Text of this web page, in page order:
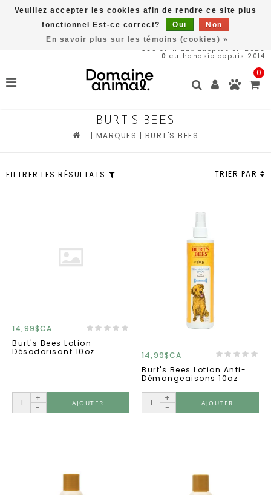
569animaux adoptés en 2026
0 euthanasie depuis 2014
0
BURT'S BEES
| MARQUES | BURT'S BEES
FILTRER LES RÉSULTATS TRIER PAR
14,99$CA
Burt's Bees Lotion
Désodorisant 10oz
+
-
AJOUTER
14,99$CA
Burt's Bees Lotion Anti-
Démangeaisons 10oz
+
-
AJOUTER
Veuillez accepter les cookies afin de rendre ce site plus
fonctionnel Est-ce correct?
Oui
Non
En savoir plus sur les témoins (cookies) »
Livraison gratuite à partir de 89$*